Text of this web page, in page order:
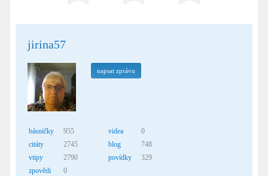
jirina57
napsat zprávu
básničky
955
citáty
2745
vtipy
2790
zpovědi
0
videa
0
blog
748
povídky
329